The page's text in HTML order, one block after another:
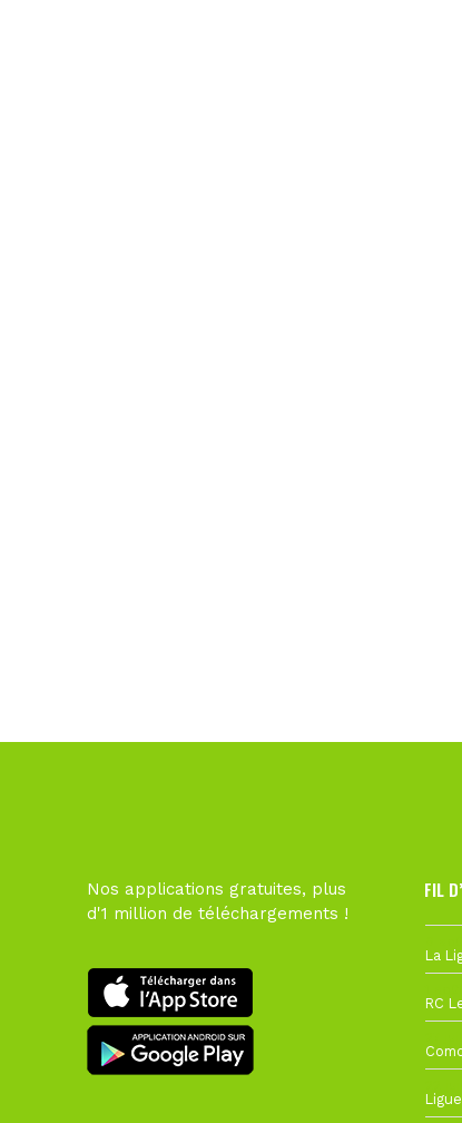
Nos applications gratuites, plus
d'1 million de téléchargements !
FIL